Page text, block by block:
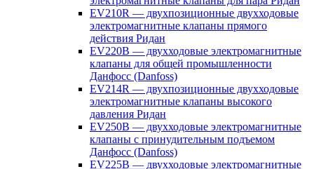
EV210R — двухпозиционные двухходовые
электромагнитные клапаны прямого
действия Ридан
EV220B — двухходовые электромагнитные
клапаны для общей промышленности
Данфосс (Danfoss)
EV214R — двухпозиционные двухходовые
электромагнитные клапаны высокого
давления Ридан
EV250B — двухходовые электромагнитные
клапаны с принудительным подъемом
Данфосс (Danfoss)
EV225B — двухходовые электромагнитные